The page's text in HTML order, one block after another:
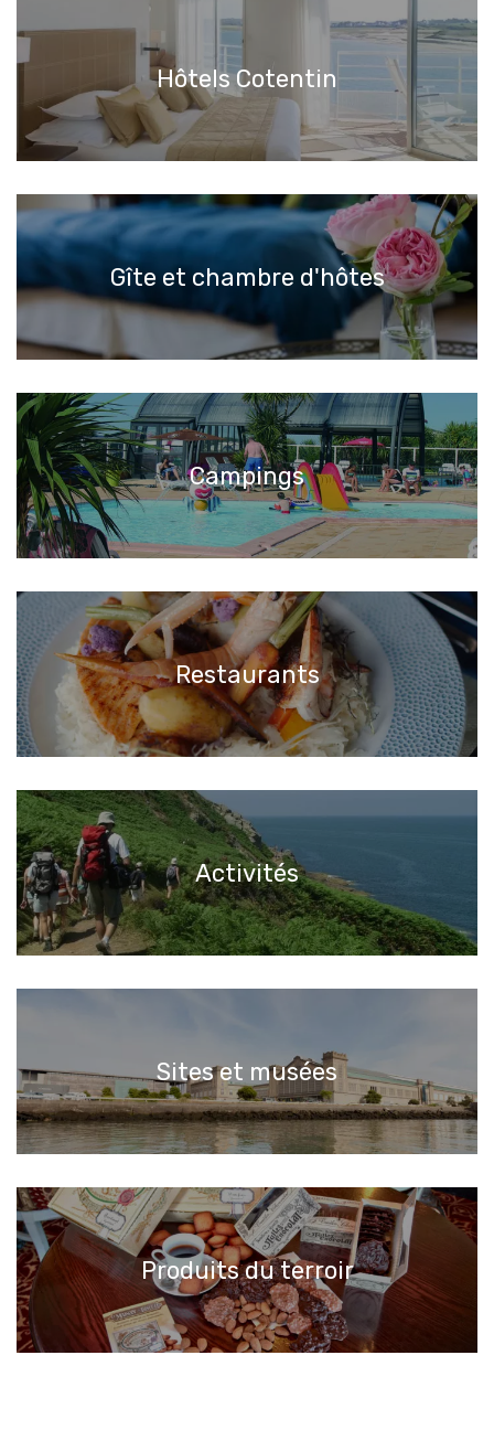
Hôtels Cotentin
Gîte et chambre d'hôtes
Campings
Restaurants
Activités
Sites et musées
Produits du terroir